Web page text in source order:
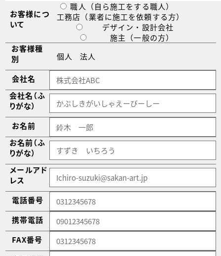
お客様につ
いて
職人（自ら施工をする職人）
工務店（業者に施工を依頼する方）
デザイン・設計会社
施主（一般の方）
お客様種
別
個人 法人
会社名
会社名（ふ
りがな）
お名前
お名前（ふ
りがな）
メールアド
レス
電話番号
携帯電話
FAX番号